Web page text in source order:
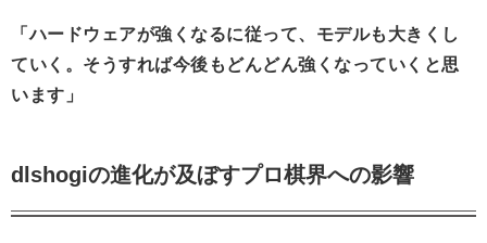
「ハードウェアが強くなるに従って、モデルも大きくし
ていく。そうすれば今後もどんどん強くなっていくと思
います」
dlshogiの進化が及ぼすプロ棋界への影響